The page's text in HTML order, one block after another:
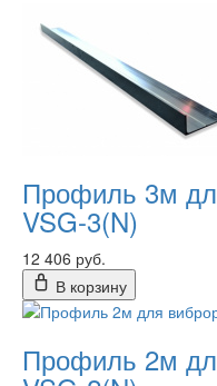
Профиль 3м
VSG-3(N)
12 406 руб.
В корзину
Профиль 2м